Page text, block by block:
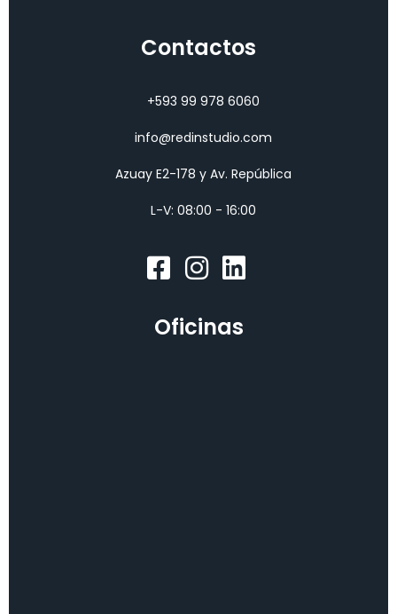
Contactos
+593 99 978 6060
info@redinstudio.com
Azuay E2-178 y Av. República
L-V: 08:00 - 16:00
Oficinas